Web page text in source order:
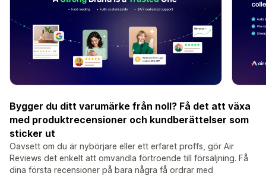
Bygger du ditt varumärke från noll? Få det att växa
med produktrecensioner och kundberättelser som
sticker ut
Oavsett om du är nybörjare eller ett erfaret proffs, gör Air
Reviews det enkelt att omvandla förtroende till försäljning. Få
dina första recensioner på bara några få ordrar med